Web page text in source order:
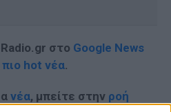
στο Google News
πιο hot νέα.
νέα, μπείτε στην ροή